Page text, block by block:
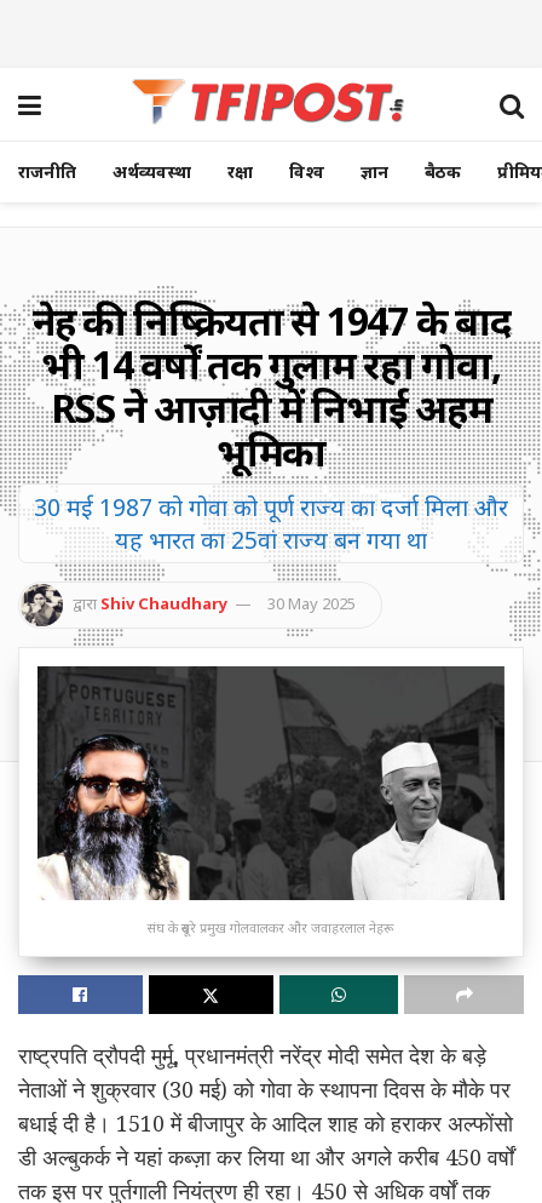
राजनीति अर्थव्यवस्था रक्षा विश्व ज्ञान बैठक
नेहरू की निष्क्रियता से 1947 के बाद
भी 14 वर्षों तक गुलाम रहा गोवा,
RSS ने आज़ादी में निभाई अहम
भूमिका
30 मई 1987 को गोवा को पूर्ण राज्य का दर्जा मिला और
यह भारत का 25वां राज्य बन गया था
द्वारा Shiv Chaudhary 30 May 2025
संघ के दूसरे प्रमुख गोलवालकर और जवाहरलाल नेहरू
राष्ट्रपति द्रौपदी मुर्मू, प्रधानमंत्री नरेंद्र मोदी समेत देश के बड़े
नेताओं ने शुक्रवार (30 मई) को गोवा के स्थापना दिवस के मौके पर
बधाई दी है। 1510 में बीजापुर के आदिल शाह को हराकर अल्फोंसो
डी अल्बुकर्क ने यहां कब्ज़ा कर लिया था और अगले करीब 450 वर्षों
तक इस पर पुर्तगाली नियंत्रण ही रहा। 450 से अधिक वर्षों तक